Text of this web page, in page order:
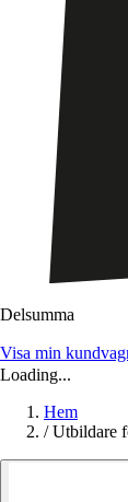
Delsumma
Visa min
Loading...
Hem
/ Utbildare